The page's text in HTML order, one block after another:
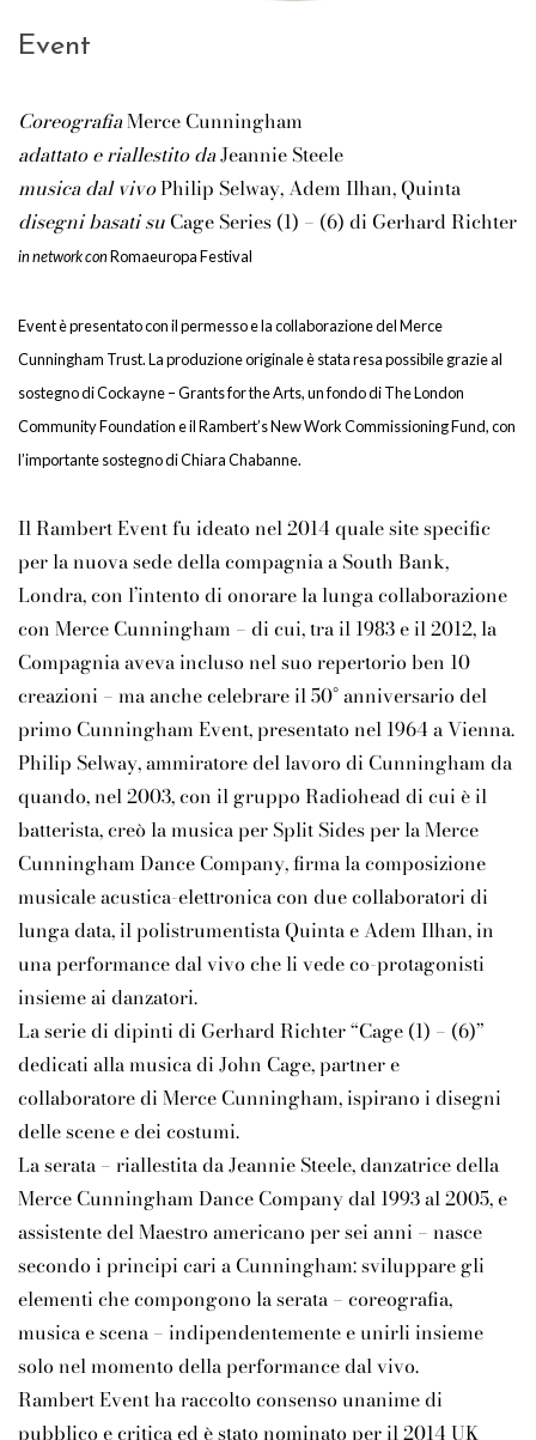
Event
CoreografiaMerce Cunningham
adattato e riallestito daJeannie Steele
musica dal vivoPhilip Selway, Adem Ilhan, Quinta
disegni basati su Cage Series (1) – (6) di Gerhard Richter
in network conRomaeuropa Festival
Event è presentato con il permesso e la collaborazione del Merce
Cunningham Trust. La produzione originale è stata resa possibile grazie al
sostegno di Cockayne – Grants for the Arts, un fondo di The London
Community Foundation e il Rambert’s New Work Commissioning Fund, con
l’importante sostegno di Chiara Chabanne.
Il Rambert Event fu ideato nel 2014 quale site specific
per la nuova sede della compagnia a South Bank,
Londra, con l’intento di onorare la lunga collaborazione
con Merce Cunningham – di cui, tra il 1983 e il 2012, la
Compagnia aveva incluso nel suo repertorio ben 10
creazioni – ma anche celebrare il 50° anniversario del
primo Cunningham Event, presentato nel 1964 a Vienna.
Philip Selway, ammiratore del lavoro di Cunningham da
quando, nel 2003, con il gruppo Radiohead di cui è il
batterista, creò la musica per Split Sides per la Merce
Cunningham Dance Company, firma la composizione
musicale acustica-elettronica con due collaboratori di
lunga data, il polistrumentista Quinta e Adem Ilhan, in
una performance dal vivo che li vede co-protagonisti
insieme ai danzatori.
La serie di dipinti di Gerhard Richter “Cage (1) – (6)”
dedicati alla musica di John Cage, partner e
collaboratore di Merce Cunningham, ispirano i disegni
delle scene e dei costumi.
La serata – riallestita da Jeannie Steele, danzatrice della
Merce Cunningham Dance Company dal 1993 al 2005, e
assistente del Maestro americano per sei anni – nasce
secondo i principi cari a Cunningham: sviluppare gli
elementi che compongono la serata – coreografia,
musica e scena – indipendentemente e unirli insieme
solo nel momento della performance dal vivo.
Rambert Event ha raccolto consenso unanime di
pubblico e critica ed è stato nominato per il 2014 UK